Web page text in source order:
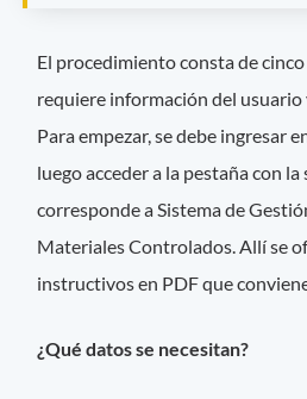
El procedimiento consta de cinco
requiere información del usuario
Para empezar, se debe ingresar
luego acceder a la pestaña con
corresponde a Sistema de
Materiales Controlados. Allí se
instructivos en PDF que
¿Qué datos se necesitan?